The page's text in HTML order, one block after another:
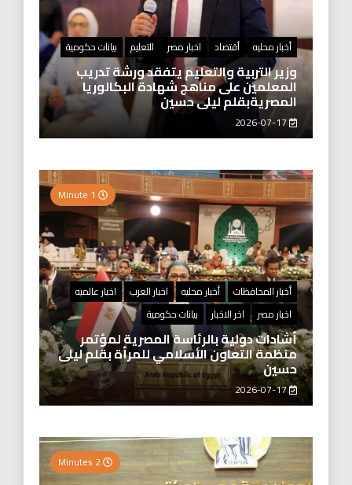
أخبار محليه أقتصاد اخبار مصر التعليم بيانات حكومية
وزير التربية والتعليم يتفقد ورشة تدريب
المعلمين على مناهج شهادة البكالوريا
المصريةبقلم ليلى حسين
2026-07-17
أخبار المحافظات أخبار محليه اخبار العرب
اخبار عالميه
اخبار مصر
اخر الاخبار بيانات حكومية
أشادات دولية بالرئاسة المصرية لمؤتمر
منظمة التعاون الأسلامي للمرأة بقلم ليلى
حسين
2026-07-17